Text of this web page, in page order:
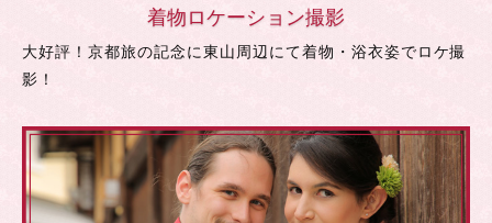
着物ロケーション撮影
大好評！京都旅の記念に東山周辺にて着物・浴衣姿でロケ撮
影！